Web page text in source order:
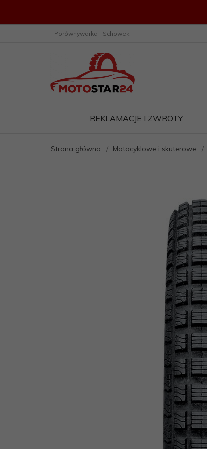
Porównywarka Schowek
REKLAMACJE I ZWROTY
Strona główna Motocyklowe i skuterowe